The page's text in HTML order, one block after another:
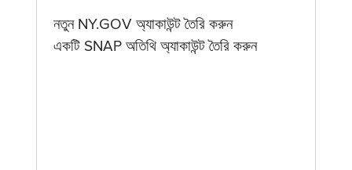
নতুন NY.GOV অ্যাকাউন্ট তৈরি করুন
একটি SNAP অতিথি অ্যাকাউন্ট তৈরি করুন